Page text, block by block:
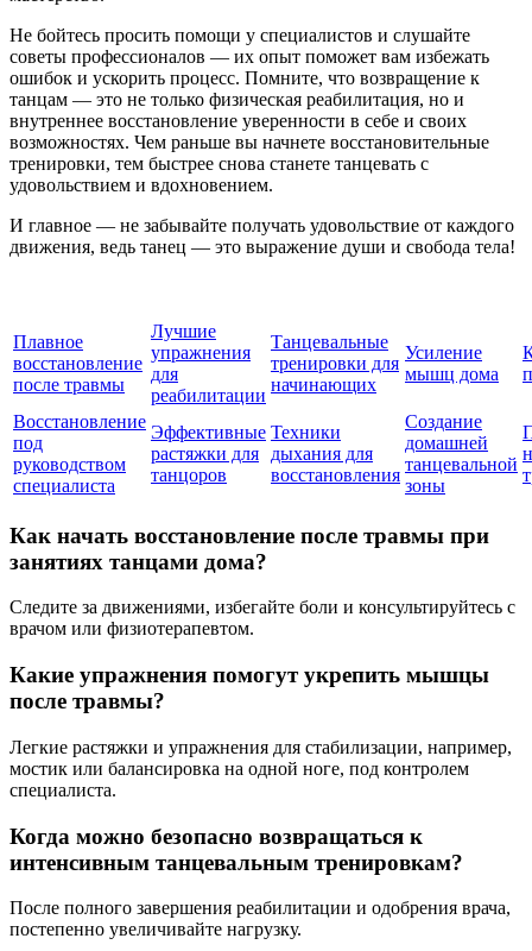
Не бойтесь просить помощи у специалистов и слушайте
советы профессионалов — их опыт поможет вам избежать
ошибок и ускорить процесс. Помните, что возвращение к
танцам — это не только физическая реабилитация, но и
внутреннее восстановление уверенности в себе и своих
возможностях. Чем раньше вы начнете восстановительные
тренировки, тем быстрее снова станете танцевать с
удовольствием и вдохновением.
И главное — не забывайте получать удовольствие от каждого
движения, ведь танец — это выражение души и свобода тела!
Плавное
восстановление
после травмы
Лучшие
упражнения
для
реабилитации
Танцевальные
тренировки для
начинающих
Усиление
мышц дома
Восстановление
под
руководством
специалиста
Эффективные
растяжки для
танцоров
Техники
дыхания для
восстановления
Создание
домашней
танцевальной
зоны
Как начать восстановление после травмы при
занятиях танцами дома?
Следите за движениями, избегайте боли и консультируйтесь с
врачом или физиотерапевтом.
Какие упражнения помогут укрепить мышцы
после травмы?
Легкие растяжки и упражнения для стабилизации, например,
мостик или балансировка на одной ноге, под контролем
специалиста.
Когда можно безопасно возвращаться к
интенсивным танцевальным тренировкам?
После полного завершения реабилитации и одобрения врача,
постепенно увеличивайте нагрузку.